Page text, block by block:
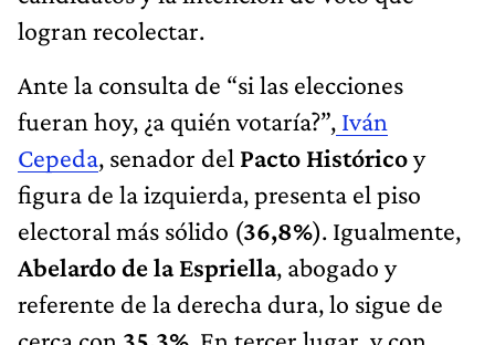
logran recolectar.
Ante la consulta de “si las elecciones
fueran hoy, ¿a quién votaría?”, Iván
Cepeda, senador del Pacto Históricoy
figura de la izquierda, presenta el piso
electoral más sólido (36,8%). Igualmente,
Abelardo de la Espriella, abogado y
referente de la derecha dura, lo sigue de